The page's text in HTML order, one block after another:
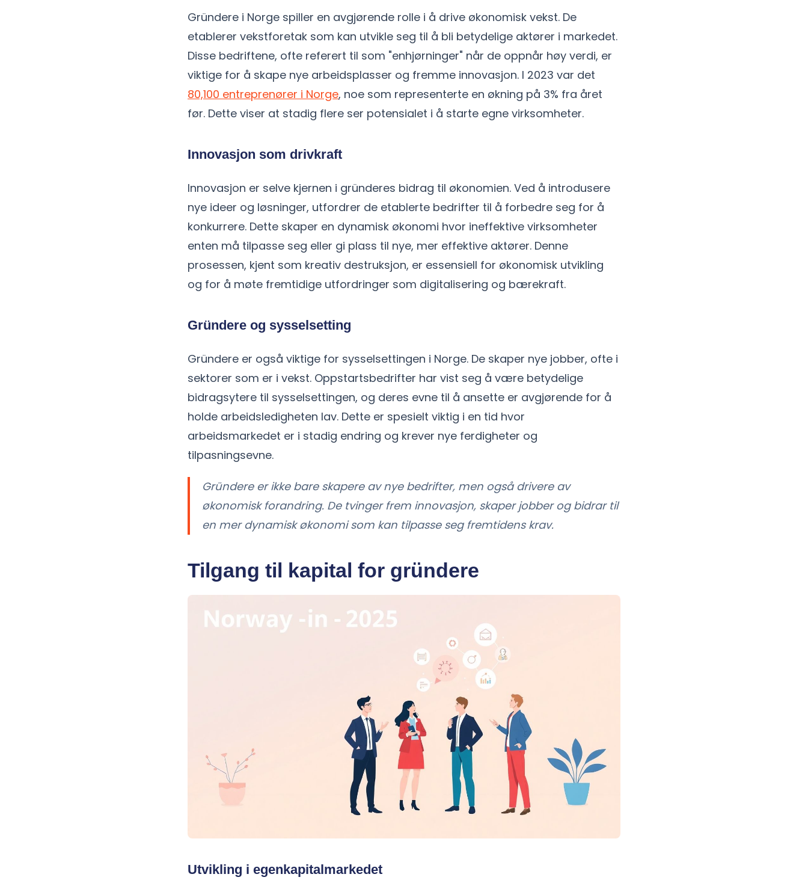
Gründere i Norge spiller en avgjørende rolle i å drive økonomisk vekst. De
etablerer vekstforetak som kan utvikle seg til å bli betydelige aktører i markedet.
Disse bedriftene, ofte referert til som "enhjørninger" når de oppnår høy verdi, er
viktige for å skape nye arbeidsplasser og fremme innovasjon. I 2023 var det
80,100 entreprenører i Norge, noe som representerte en økning på 3% fra året
før. Dette viser at stadig flere ser potensialet i å starte egne virksomheter.
Innovasjon som drivkraft
Innovasjon er selve kjernen i gründeres bidrag til økonomien. Ved å introdusere
nye ideer og løsninger, utfordrer de etablerte bedrifter til å forbedre seg for å
konkurrere. Dette skaper en dynamisk økonomi hvor ineffektive virksomheter
enten må tilpasse seg eller gi plass til nye, mer effektive aktører. Denne
prosessen, kjent som kreativ destruksjon, er essensiell for økonomisk utvikling
og for å møte fremtidige utfordringer som digitalisering og bærekraft.
Gründere og sysselsetting
Gründere er også viktige for sysselsettingen i Norge. De skaper nye jobber, ofte i
sektorer som er i vekst. Oppstartsbedrifter har vist seg å være betydelige
bidragsytere til sysselsettingen, og deres evne til å ansette er avgjørende for å
holde arbeidsledigheten lav. Dette er spesielt viktig i en tid hvor
arbeidsmarkedet er i stadig endring og krever nye ferdigheter og
tilpasningsevne.
Gründere er ikke bare skapere av nye bedrifter, men også drivere av
økonomisk forandring. De tvinger frem innovasjon, skaper jobber og bidrar til
en mer dynamisk økonomi som kan tilpasse seg fremtidens krav.
Tilgang til kapital for gründere
Utvikling i egenkapitalmarkedet